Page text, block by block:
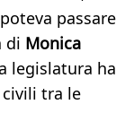
passare
di Monica
legislatura ha
tra le